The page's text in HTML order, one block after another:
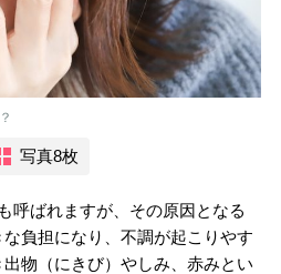
写真8枚
呼ばれますが、その原因となる
負担になり、不調が起こりやす
物（にきび）やしみ、赤みとい